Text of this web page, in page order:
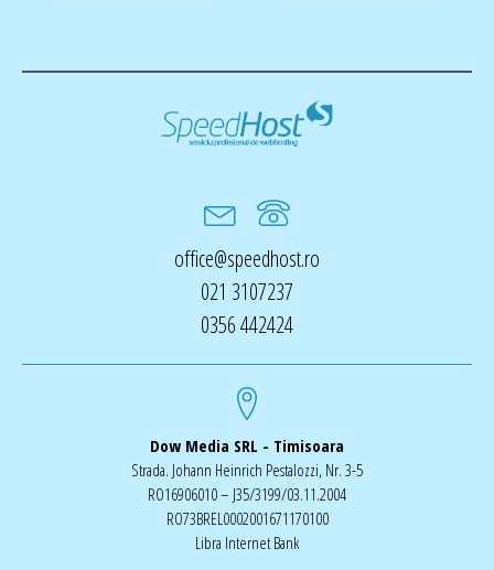
office@speedhost.ro
021 3107237
0356 442424
Dow Media SRL - Timisoara
Strada. Johann Heinrich Pestalozzi, Nr. 3-5
RO16906010 – J35/3199/03.11.2004
RO73BREL0002001671170100
Libra Internet Bank